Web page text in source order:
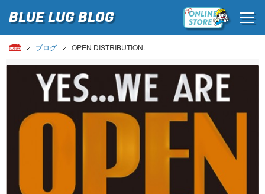
BLUE LUGBLOG
ブログ OPEN DISTRIBUTION.